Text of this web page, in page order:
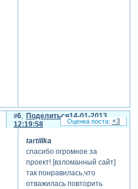
Поделиться
6
14-01-2013
12:19:58
tartillka
спасибо огромное за
проект! [взломанный сайт]
так понравилась,что
отважилась повторить
+3